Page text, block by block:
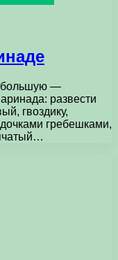
большую —
развести
гвоздику,
гребешками,